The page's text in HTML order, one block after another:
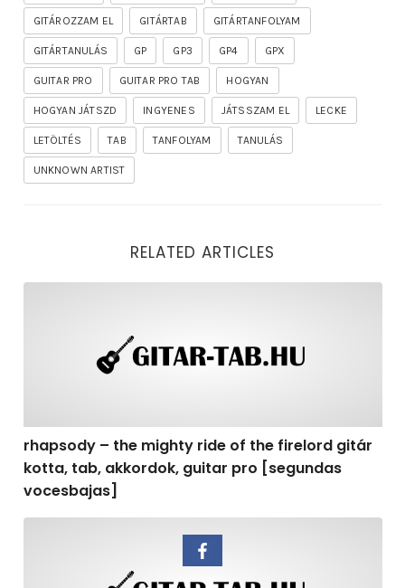
GITÁROZZAM EL GITÁRTAB GITÁRTANFOLYAM
GITÁRTANULÁS GP GP3 GP4 GPX
GUITAR PRO GUITAR PRO TAB HOGYAN
HOGYAN JÁTSZD INGYENES JÁTSSZAM EL LECKE
LETÖLTÉS TAB TANFOLYAM TANULÁS
UNKNOWN ARTIST
RELATED ARTICLES
rhapsody – the mighty ride of the firelord gitár
kotta, tab, akkordok, guitar pro [segundas
vocesbajas]